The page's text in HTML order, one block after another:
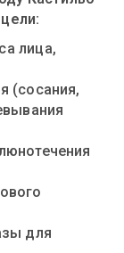
лица,
(сосания,
для